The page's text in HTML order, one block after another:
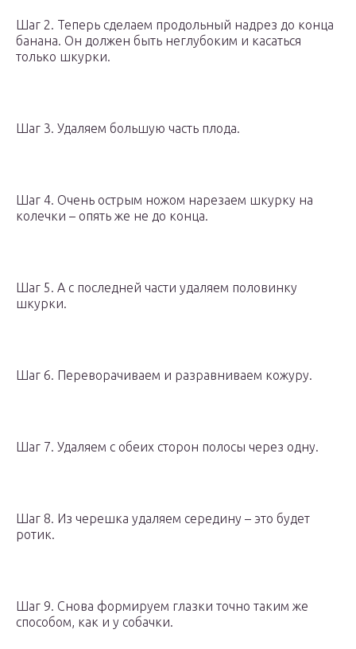
Шаг 2. Теперь сделаем продольный надрез до конца
банана. Он должен быть неглубоким и касаться
только шкурки.
Шаг 3. Удаляем большую часть плода.
Шаг 4. Очень острым ножом нарезаем шкурку на
колечки – опять же не до конца.
Шаг 5. А с последней части удаляем половинку
шкурки.
Шаг 6. Переворачиваем и разравниваем кожуру.
Шаг 7. Удаляем с обеих сторон полосы через одну.
Шаг 8. Из черешка удаляем середину – это будет
ротик.
Шаг 9. Снова формируем глазки точно таким же
способом, как и у собачки.